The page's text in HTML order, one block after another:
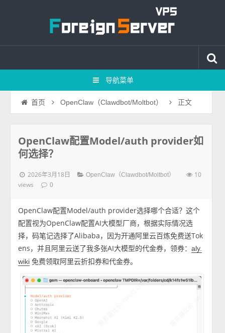
导航菜单
首页 OpenClaw（Clawdbot/Moltbot） 正文
OpenClaw配置Model/auth provider如
何选择？
2026年3月18日 OpenClaw（Clawdbot/Moltbot）
10
views
0
OpenClaw配置Model/auth provider选择哪个合适？这个
配置视为OpenClaw配置AI大模型厂商，根据实际情况选
择，码笔记选择了Alibaba，因为开通阿里云百炼免费送Tok
ens，并且阿里云送了我多张AI大模型的代金券，领券：aly.
wiki 免费领取阿里云折扣券和代金券。